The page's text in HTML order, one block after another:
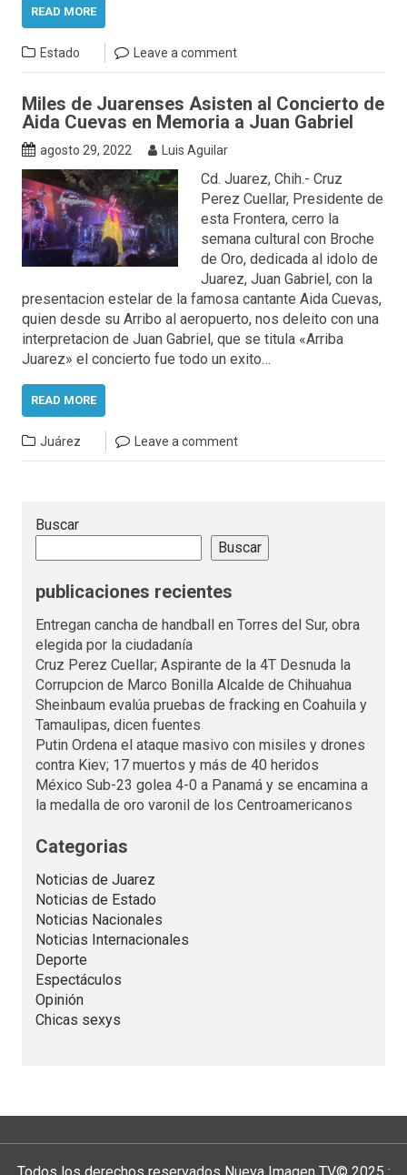
READ MORE
Estado Leave a comment
Miles de Juarenses Asisten al Concierto de
Aida Cuevas en Memoria a Juan Gabriel
agosto 29, 2022 Luis Aguilar
Cd. Juarez, Chih.- Cruz
Perez Cuellar, Presidente de
esta Frontera, cerro la
semana cultural con Broche
de Oro, dedicada al idolo de
Juarez, Juan Gabriel, con la
presentacion estelar de la famosa cantante Aida Cuevas,
quien desde su Arribo al aeropuerto, nos deleito con una
interpretacion de Juan Gabriel, que se titula «Arriba
Juarez» el concierto fue todo un exito…
READ MORE
Juárez Leave a comment
Buscar
Buscar
publicaciones recientes
Entregan cancha de handball en Torres del Sur, obra
elegida por la ciudadanía
Cruz Perez Cuellar; Aspirante de la 4T Desnuda la
Corrupcion de Marco Bonilla Alcalde de Chihuahua
Sheinbaum evalúa pruebas de fracking en Coahuila y
Tamaulipas, dicen fuentes
Putin Ordena el ataque masivo con misiles y drones
contra Kiev; 17 muertos y más de 40 heridos
México Sub-23 golea 4-0 a Panamá y se encamina a
la medalla de oro varonil de los Centroamericanos
Categorias
Noticias de Juarez
Noticias de Estado
Noticias Nacionales
Noticias Internacionales
Deporte
Espectáculos
Opinión
Chicas sexys